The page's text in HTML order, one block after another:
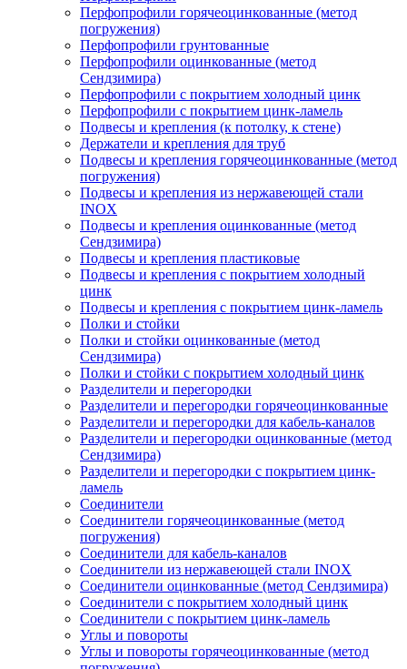
Перфопрофили горячеоцинкованные (метод
погружения)
Перфопрофили грунтованные
Перфопрофили оцинкованные (метод
Сендзимира)
Перфопрофили с покрытием холодный цинк
Перфопрофили с покрытием цинк-ламель
Подвесы и крепления (к потолку, к стене)
Держатели и крепления для труб
Подвесы и крепления горячеоцинкованные (метод
погружения)
Подвесы и крепления из нержавеющей стали
INOX
Подвесы и крепления оцинкованные (метод
Сендзимира)
Подвесы и крепления пластиковые
Подвесы и крепления с покрытием холодный
цинк
Подвесы и крепления с покрытием цинк-ламель
Полки и стойки
Полки и стойки оцинкованные (метод
Сендзимира)
Полки и стойки с покрытием холодный цинк
Разделители и перегородки
Разделители и перегородки горячеоцинкованные
Разделители и перегородки для кабель-каналов
Разделители и перегородки оцинкованные (метод
Сендзимира)
Разделители и перегородки с покрытием цинк-
ламель
Соединители
Соединители горячеоцинкованные (метод
погружения)
Соединители для кабель-каналов
Соединители из нержавеющей стали INOX
Соединители оцинкованные (метод Сендзимира)
Соединители с покрытием холодный цинк
Соединители с покрытием цинк-ламель
Углы и повороты
Углы и повороты горячеоцинкованные (метод